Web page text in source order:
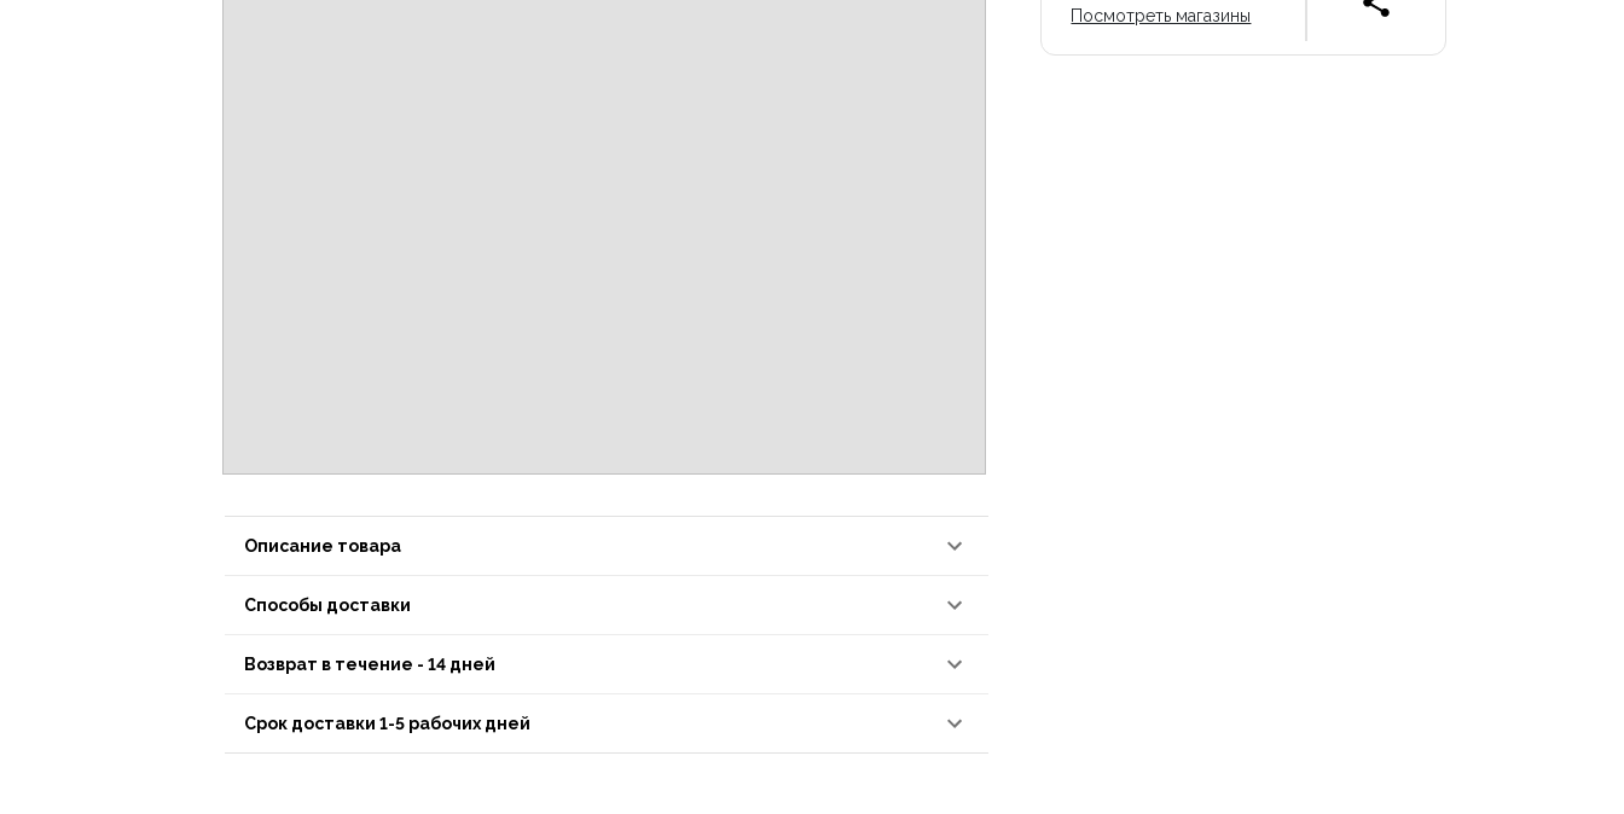
Описание товара
Способы доставки
Возврат в течение - 14 дней
Срок доставки 1-5 рабочих дней
Посмотреть магазины